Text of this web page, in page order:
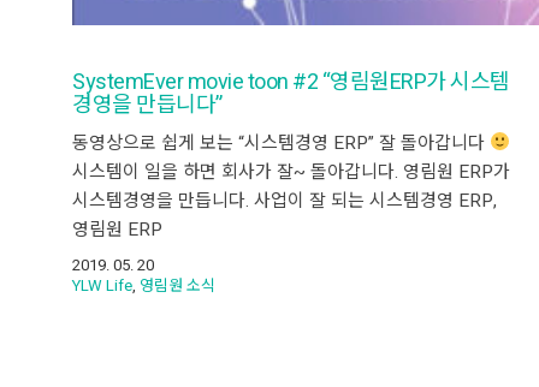
SystemEver movie toon #2 “영림원ERP가 시스템
경영을 만듭니다”
동영상으로 쉽게 보는 “시스템경영 ERP” 잘 돌아갑니다
시스템이 일을 하면 회사가 잘~ 돌아갑니다. 영림원 ERP가
시스템경영을 만듭니다. 사업이 잘 되는 시스템경영 ERP,
영림원 ERP
2019. 05. 20
YLW Life, 영림원 소식